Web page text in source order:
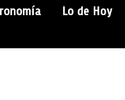
Lo de Hoy